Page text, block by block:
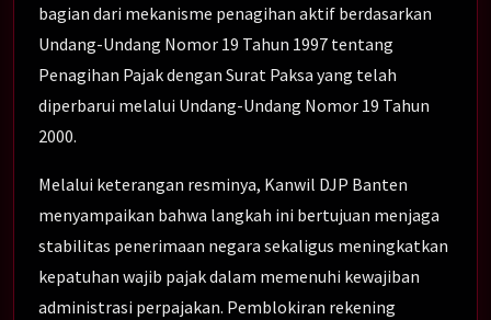
bagian dari mekanisme penagihan aktif berdasarkan
Undang-Undang Nomor 19 Tahun 1997 tentang
Penagihan Pajak dengan Surat Paksa yang telah
diperbarui melalui Undang-Undang Nomor 19 Tahun
2000.
Melalui keterangan resminya, Kanwil DJP Banten
menyampaikan bahwa langkah ini bertujuan menjaga
stabilitas penerimaan negara sekaligus meningkatkan
kepatuhan wajib pajak dalam memenuhi kewajiban
administrasi perpajakan. Pemblokiran rekening